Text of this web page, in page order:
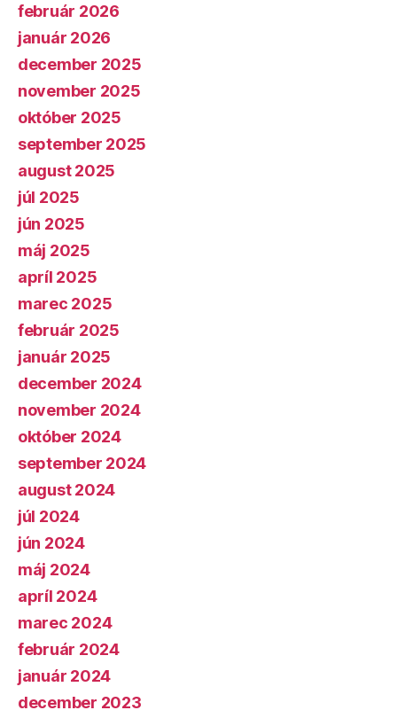
február 2026
január 2026
december 2025
november 2025
október 2025
september 2025
august 2025
júl 2025
jún 2025
máj 2025
apríl 2025
marec 2025
február 2025
január 2025
december 2024
november 2024
október 2024
september 2024
august 2024
júl 2024
jún 2024
máj 2024
apríl 2024
marec 2024
február 2024
január 2024
december 2023